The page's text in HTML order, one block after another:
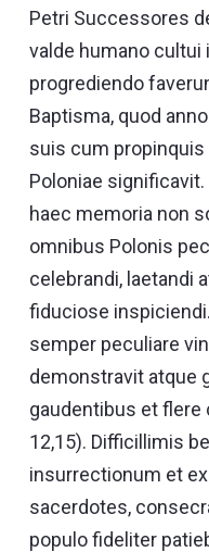
Petri Successores
valde humano cultui
progrediendo
Baptisma, quod
suis cum
Poloniae
haec memoria non
omnibus Polonis
celebrandi, laetandi
fiduciose
semper peculiare
demonstravit atque
gaudentibus et
12,15). Difficillimis
insurrectionum et
sacerdotes,
populo fideliter